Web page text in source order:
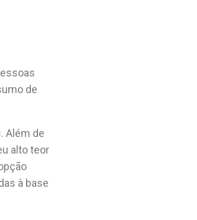
de
Além de
alto teor
à base